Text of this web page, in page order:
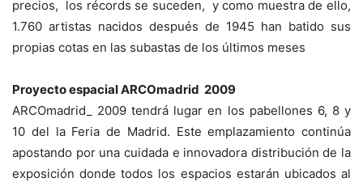
precios, los récords se suceden, y como muestra de ello,
1.760 artistas nacidos después de 1945 han batido sus
propias cotas en las subastas de los últimos meses
Proyecto espacial ARCOmadrid 2009
ARCOmadrid_ 2009 tendrá lugar en los pabellones 6, 8 y
10 del la Feria de Madrid. Este emplazamiento continúa
apostando por una cuidada e innovadora distribución de la
exposición donde todos los espacios estarán ubicados al